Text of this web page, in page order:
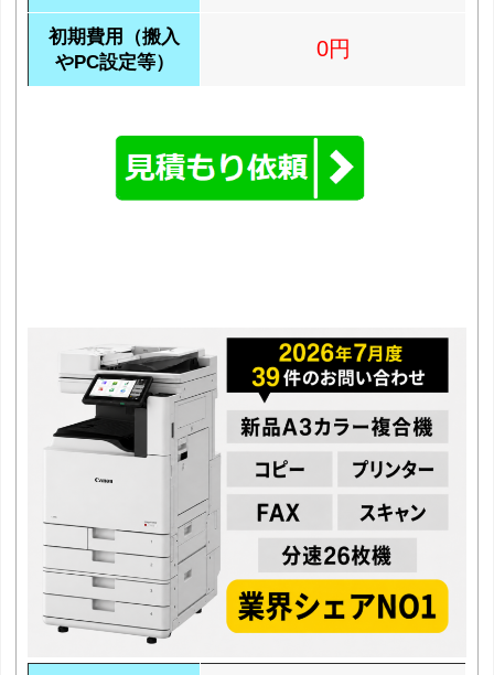
初期費用（搬入
やPC設定等）
0円